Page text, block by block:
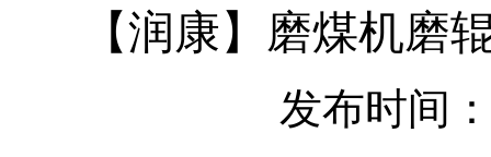
【润康】磨煤机磨
发布时间